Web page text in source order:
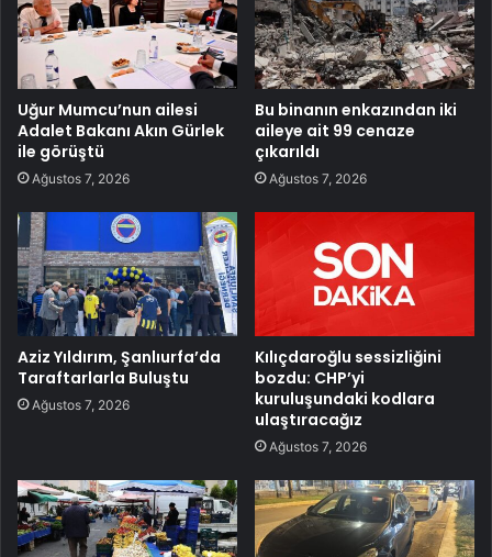
Uğur Mumcu’nun ailesi
Adalet Bakanı Akın Gürlek
ile görüştü
Ağustos 7, 2026
Bu binanın enkazından iki
aileye ait 99 cenaze
çıkarıldı
Ağustos 7, 2026
Aziz Yıldırım, Şanlıurfa’da
Taraftarlarla Buluştu
Ağustos 7, 2026
Kılıçdaroğlu sessizliğini
bozdu: CHP’yi
kuruluşundaki kodlara
ulaştıracağız
Ağustos 7, 2026